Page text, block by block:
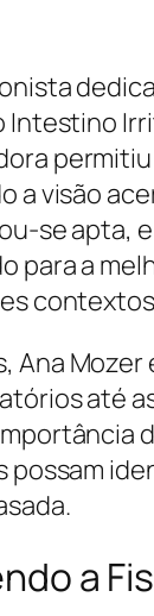
a visão
se apta,
para a
Ana
até
possam
a